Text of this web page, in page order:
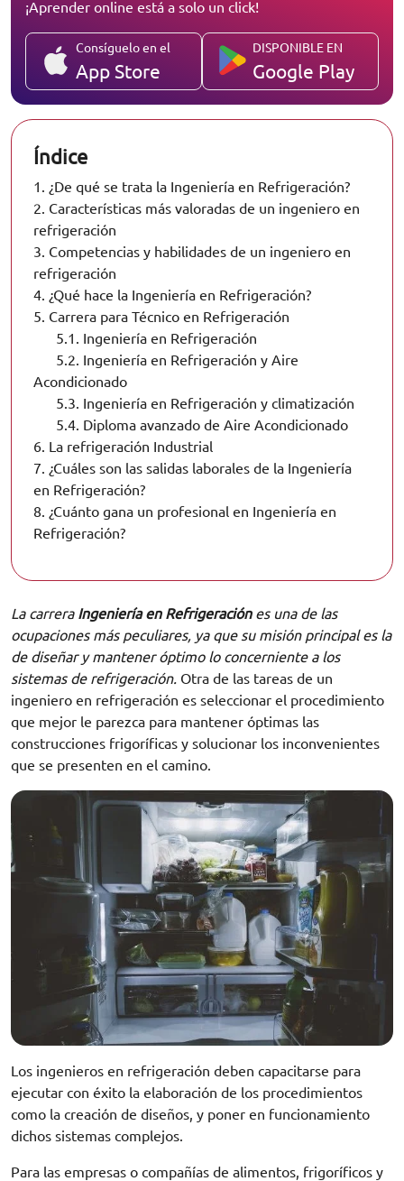
¡Aprender online está a solo un click!
Consíguelo en el
App Store
DISPONIBLE EN
Google Play
Índice
1. ¿De qué se trata la Ingeniería en Refrigeración?
2. Características más valoradas de un ingeniero en
refrigeración
3. Competencias y habilidades de un ingeniero en
refrigeración
4. ¿Qué hace la Ingeniería en Refrigeración?
5. Carrera para Técnico en Refrigeración
5.1. Ingeniería en Refrigeración
5.2. Ingeniería en Refrigeración y Aire
Acondicionado
5.3. Ingeniería en Refrigeración y climatización
5.4. Diploma avanzado de Aire Acondicionado
6. La refrigeración Industrial
7. ¿Cuáles son las salidas laborales de la Ingeniería
en Refrigeración?
8. ¿Cuánto gana un profesional en Ingeniería en
Refrigeración?
La carrera Ingeniería en Refrigeraciónes una de las
ocupaciones más peculiares, ya que su misión principal es la
de diseñar y mantener óptimo lo concerniente a los
sistemas de refrigeración. Otra de las tareas de un
ingeniero en refrigeración es seleccionar el procedimiento
que mejor le parezca para mantener óptimas las
construcciones frigoríficas y solucionar los inconvenientes
que se presenten en el camino.
Los ingenieros en refrigeración deben capacitarse para
ejecutar con éxito la elaboración de los procedimientos
como la creación de diseños, y poner en funcionamiento
dichos sistemas complejos.
Para las empresas o compañías de alimentos, frigoríficos y